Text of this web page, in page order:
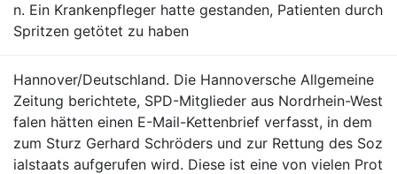
n. Ein Krankenpfleger hatte gestanden, Patienten durch
Spritzen getötet zu haben
Hannover/Deutschland. Die Hannoversche Allgemeine
Zeitung berichtete, SPD-Mitglieder aus Nordrhein-West
falen hätten einen E-Mail-Kettenbrief verfasst, in dem
zum Sturz Gerhard Schröders und zur Rettung des Soz
ialstaats aufgerufen wird. Diese ist eine von vielen Prot